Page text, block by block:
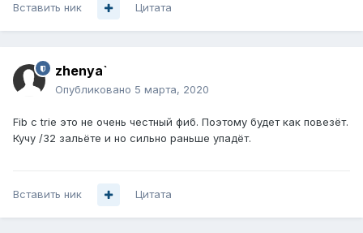
Вставить ник Цитата
zhenya`
Опубликовано 5 марта, 2020
Fib с trie это не очень честный фиб. Поэтому будет как повезёт.
Кучу /32 зальёте и но сильно раньше упадёт.
Вставить ник Цитата